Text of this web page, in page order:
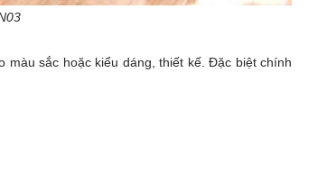
sắc hoặc kiểu dáng, thiết kế. Đặc biệt chính